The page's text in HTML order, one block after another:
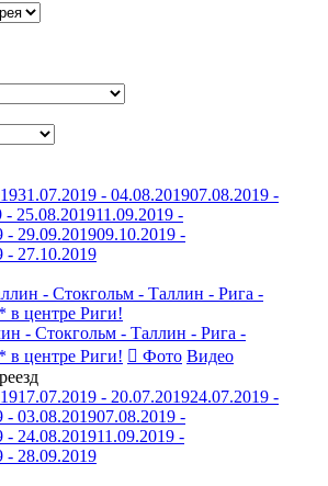
31.07.2019 - 04.08.201907.08.2019 -
- 25.08.201911.09.2019 -
- 29.09.201909.10.2019 -
- 27.10.2019
- Стокгольм - Таллин - Рига -
в центре Риги!
Фото Видео
17.07.2019 - 20.07.201924.07.2019 -
- 03.08.201907.08.2019 -
- 24.08.201911.09.2019 -
- 28.09.2019